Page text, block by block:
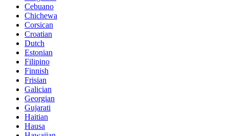
Cebuano
Chichewa
Corsican
Croatian
Dutch
Estonian
Filipino
Finnish
Frisian
Galician
Georgian
Gujarati
Haitian
Hausa